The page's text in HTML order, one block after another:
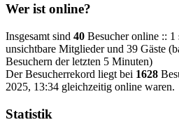
Wer ist online?
Insgesamt sind 40 Besucher online ::
unsichtbare Mitglieder und 39 Gäste
Besuchern der letzten 5 Minuten)
Der Besucherrekord liegt bei 1628
2025, 13:34 gleichzeitig online waren.
Statistik